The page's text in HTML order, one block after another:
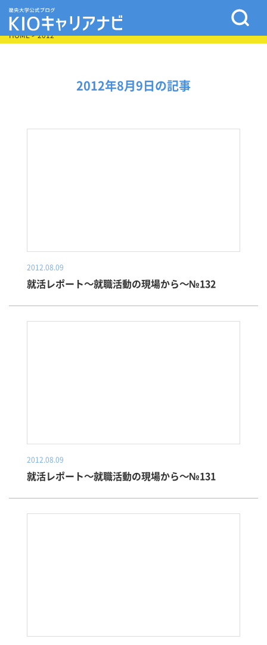
HOME> 2012
2012年8月9日の記事
2012.08.09
就活レポート～就職活動の現場から～№132
2012.08.09
就活レポート～就職活動の現場から～№131